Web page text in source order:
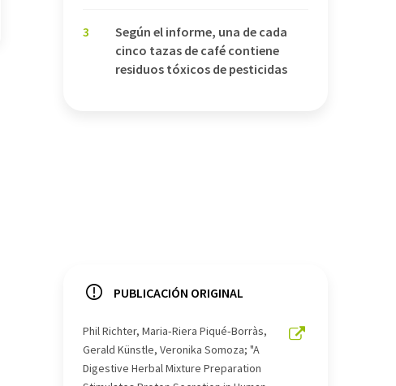
3
Según el informe, una de cada
cinco tazas de café contiene
residuos tóxicos de pesticidas
PUBLICACIÓN ORIGINAL
Phil Richter, Maria‐Riera Piqué‐Borràs,
Gerald Künstle, Veronika Somoza; "A
Digestive Herbal Mixture Preparation